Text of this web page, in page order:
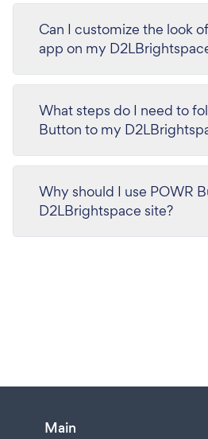
Can I customize the look
app on my
What steps do I need to
Button to my
Why should I use POWR
D2LBrightspace site?
Main